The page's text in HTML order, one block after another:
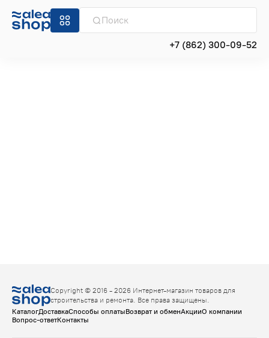
+7 (862) 300-09-52
Copyright © 2016 - 2026 Интернет-магазин товаров для
строительства и ремонта. Все права защищены.
КаталогДоставкаСпособы оплатыВозврат и обменАкцииО компании
Вопрос-ответКонтакты